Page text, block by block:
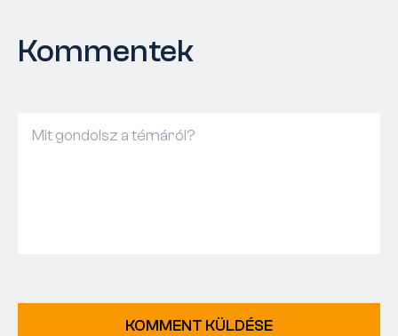
Kommentek
KOMMENT KÜLDÉSE